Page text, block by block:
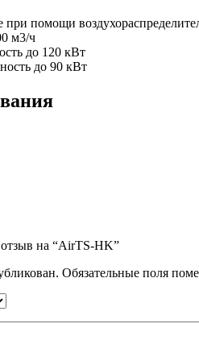
при помощи
м3/ч
до 120 кВт
до 90 кВт
на “AirTS-HK”
Обязательные поля